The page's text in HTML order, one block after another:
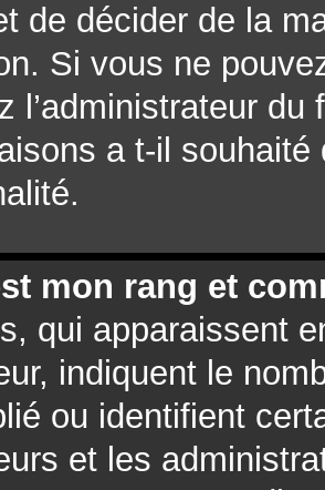
de décider de la
Si vous ne
l’administrateur
a t-il
mon rang et
qui apparaissent
indiquent le
ou identifient
et les